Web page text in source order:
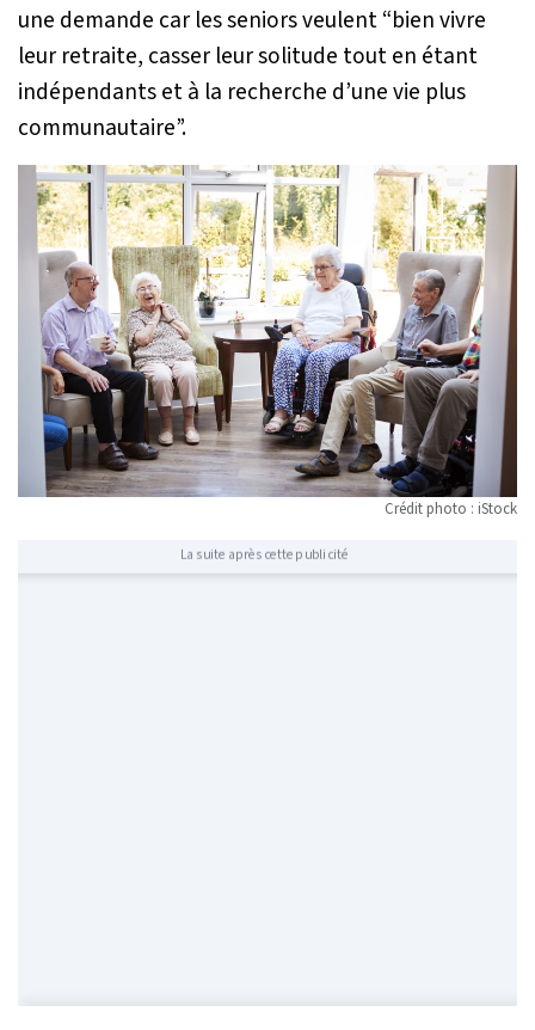
une demande car les seniors veulent“bien vivre
leur retraite, casser leur solitude tout en étant
indépendants et à la recherche d’une vie plus
communautaire”.
Crédit photo : iStock
La suite après cette publicité